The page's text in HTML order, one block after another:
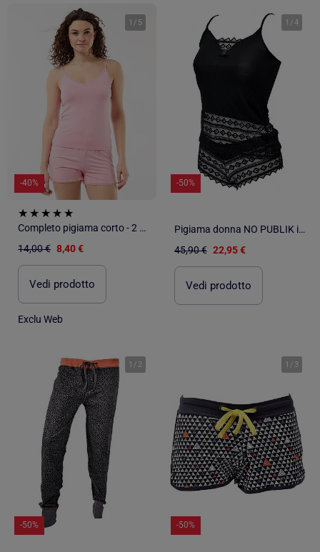
1 / 5
-40%
Completo pigiama corto - 2 pezzi
14,00 € 8,40 €
Vedi prodotto
Exclu Web
1 /4
-50%
Pigiama donna NO PUBLIK in cotone
45,90 € 22,95 €
Vedi prodotto
1 / 2
-50%
1 / 3
-50%